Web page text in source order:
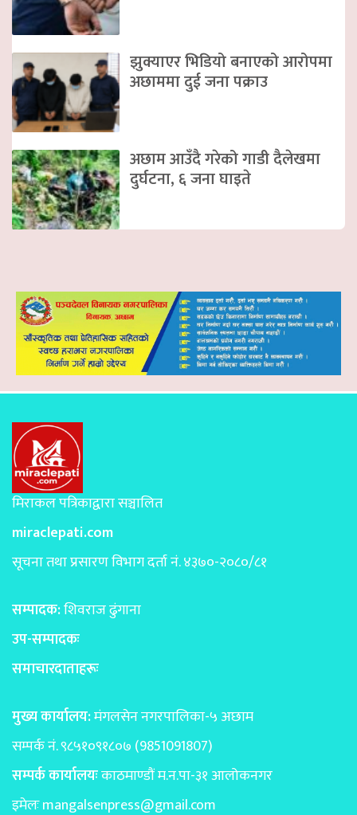
झुक्याएर भिडियो बनाएको आरोपमा
अछाममा दुई जना पक्राउ
अछाम आउँदै गरेको गाडी दैलेखमा
दुर्घटना, ६ जना घाइते
मिराकल पत्रिकाद्वारा सञ्चालित
miraclepati.com
सूचना तथा प्रसारण विभाग दर्ता नं. ४३७०-२०८०/८१
सम्पादक:शिवराज ढुंगाना
उप-सम्पादकः
समाचारदाताहरूः
मुख्य कार्यालय:मंगलसेन नगरपालिका-५ अछाम
सम्पर्क नं. ९८५१०९१८०७ (9851091807)
सम्पर्क कार्यालयःकाठमाण्डाैं म.न.पा-३१ आलोकनगर
इमेलःmangalsenpress@gmail.com